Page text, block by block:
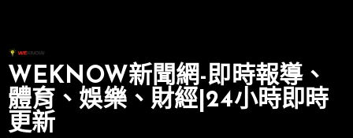
WEKNOW新聞網-即時報導、
體育、娛樂、財經|24小時即時
更新